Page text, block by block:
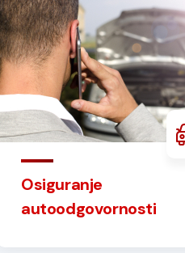
Osiguranje
autoodgovornosti